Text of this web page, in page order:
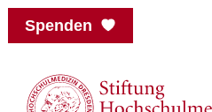
Spenden